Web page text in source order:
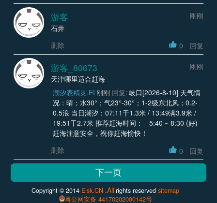
游客
刚刚
石井
删除
0 回复
游客_80673
刚刚
天津哪里适合赶海
潮汐表精灵.EI 刚刚 回复: 岐口[2026-8-10] 天气情
况：晴；水30°；气23°-30°；1-2级东北风；0.2-
0.5浪 当日潮汐：07:11干1.3米 / 13:49满3.9米 /
19:51干2.7米 推荐赶海时间： - 5:40 ~ 8:30 (好)
赶海注意安全，祝你赶海愉快！
删除
0 回复
Copyright © 2014 Eisk.CN .Allrights reservedsitemap
粤公网安备 44170202000142号